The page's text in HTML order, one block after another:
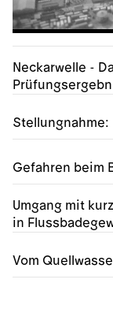
Neckarwelle -
Stellungnahme:
Gefahren beim
Umgang mit
in
Vom